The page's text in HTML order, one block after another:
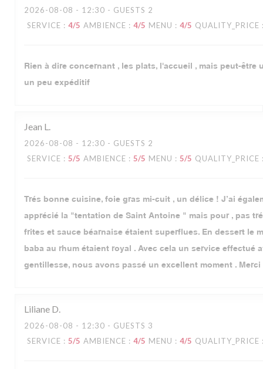
2026-08-08 - 12:30 - GUESTS 2
SERVICE : 4/5 AMBIENCE : 4/5 MENU : 4/5 QUALITY_PRICE
Rien à dire concernant , les plats, l'accueil , mais peut-être
un peu expéditif
Jean L
2026-08-08 - 12:30 - GUESTS 2
SERVICE : 5/5 AMBIENCE : 5/5 MENU : 5/5 QUALITY_PRICE
Trés bonne cuisine, foie gras mi-cuit , un délice ! J’ai
apprécié la "tentation de Saint Antoine " mais pour , pas
frites et sauce béarnaise étaient superflues. En dessert le
baba au rhum étaient royal . Avec cela un service effectué
gentillesse, nous avons passé un excellent moment . Merci
Liliane D
2026-08-08 - 12:30 - GUESTS 3
SERVICE : 5/5 AMBIENCE : 4/5 MENU : 4/5 QUALITY_PRICE